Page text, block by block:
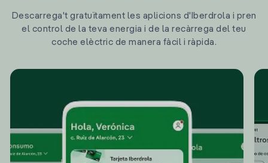
Descarrega't gratuïtament les aplicions d'Iberdrola i pren
el control de la teva energia i de la recàrrega del teu
coche elèctric de manera fàcil i ràpida.